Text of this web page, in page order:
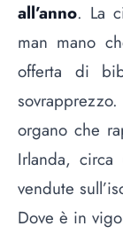
all’anno. La
man mano
offerta di
organo che
Irlanda,
vendute
Dove è in